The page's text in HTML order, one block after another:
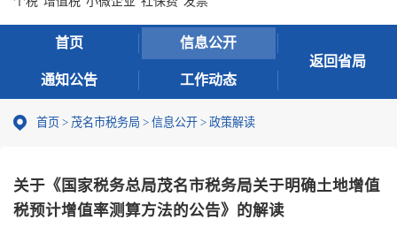
首页 信息公开
通知公告 工作动态
返回省局
首页 > 茂名市税务局 > 信息公开 > 政策解读
关于《国家税务总局茂名市税务局关于明确土地增值
税预计增值率测算方法的公告》的解读